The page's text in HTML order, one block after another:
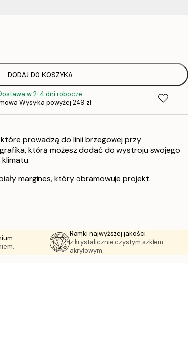
DODAJ DO KOSZYKA
w 2-4 dni robocze
Wysyłka powyżej 249 zł
prowadzą do linii brzegowej przy
którą możesz dodać do wystroju swojego
margines, który obramowuje projekt.
Ramki najwyższej jakości
z krystalicznie czystym szkłem
akrylowym.